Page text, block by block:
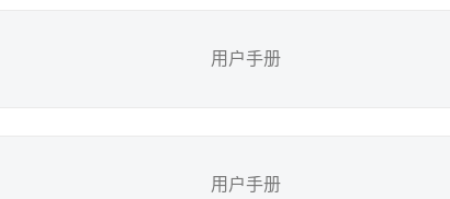
用户手册
用户手册